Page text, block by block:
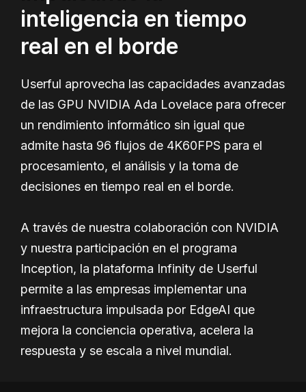
inteligencia en tiempo
real en el borde
Userful aprovecha las capacidades avanzadas
de las GPU NVIDIA Ada Lovelace para ofrecer
un rendimiento informático sin igual que
admite hasta 96 flujos de 4K60FPS para el
procesamiento, el análisis y la toma de
decisiones en tiempo real en el borde.
A través de nuestra colaboración con NVIDIA
y nuestra participación en el programa
Inception, la plataforma Infinity de Userful
permite a las empresas implementar una
infraestructura impulsada por EdgeAI que
mejora la conciencia operativa, acelera la
respuesta y se escala a nivel mundial.